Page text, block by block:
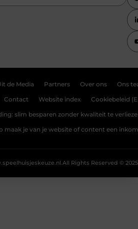
de Media Partners Over ons Ons
Contact Website index Cookiebeleid
slim besparen zonder kwaliteit te
maak je van je website of content een
All Rights Reserved © 2025